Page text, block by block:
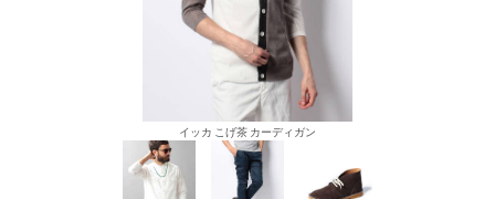
イッカ こげ茶 カーディガン